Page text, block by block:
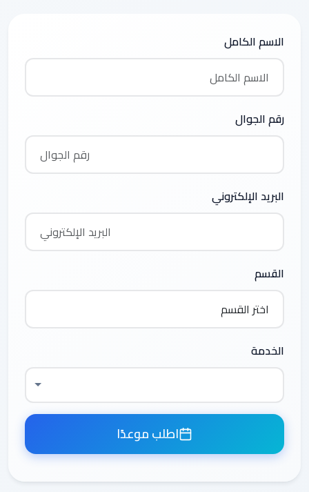
الاسم الكامل
رقم الجوال
البريد الإلكتروني
القسم
الخدمة
اطلب موعدًا